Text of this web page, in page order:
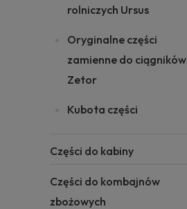
rolniczych Ursus
Oryginalne części
zamienne do ciągników
Zetor
Kubota części
Części do kabiny
Części do kombajnów
zbożowych